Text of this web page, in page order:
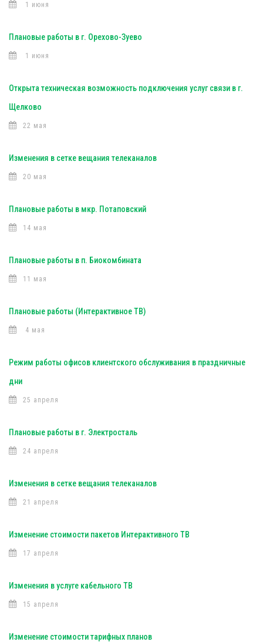
1 июня
Плановые работы в г. Орехово-Зуево
1 июня
Открыта техническая возможность подключения услуг связи в г.
Щелково
22 мая
Изменения в сетке вещания телеканалов
20 мая
Плановые работы в мкр. Потаповский
14 мая
Плановые работы в п. Биокомбината
11 мая
Плановые работы (Интерактивное ТВ)
4 мая
Режим работы офисов клиентского обслуживания в праздничные
дни
25 апреля
Плановые работы в г. Электросталь
24 апреля
Изменения в сетке вещания телеканалов
21 апреля
Изменение стоимости пакетов Интерактивного ТВ
17 апреля
Изменения в услуге кабельного ТВ
15 апреля
Изменение стоимости тарифных планов